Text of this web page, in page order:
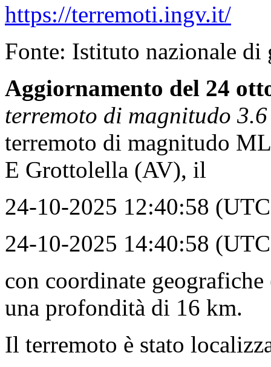
https://terremoti.ingv.it/
Fonte: Istituto nazionale
Aggiornamento del 24
terremoto di magnitudo
terremoto di magnitudo
E Grottolella (AV), il
24-10-2025 12:40:58
24-10-2025 14:40:58
con coordinate
una profondità di 16 km.
Il terremoto è stato